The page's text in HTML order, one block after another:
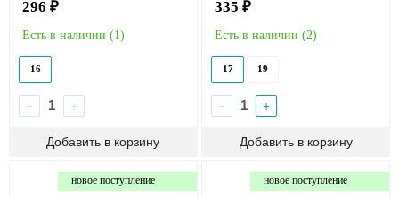
296 ₽
Есть в наличии (1 )
16
− +
335 ₽
Есть в наличии (2)
17 19
− +
новое поступление новое поступление